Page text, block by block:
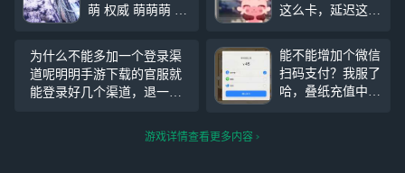
萌 权威 萌萌萌 权
萌萌 权威 萌萌萌
权威 萌萌萌 权威
萌萌萌 权威 萌萌
萌 权威 萌萌萌 权
萌萌 权威 萌萌萌
这么卡，延迟这么
的一批，之前画质
还能开极致的现在
只能调到精致……
受不了了
为什么不能多加一个登录渠
道呢明明手游下载的官服就
能登录好几个渠道，退一万
#无限暖暖
能不能增加个微信
扫码支付？我服了
哈，叠纸充值中心
游戏详情查看更多内容